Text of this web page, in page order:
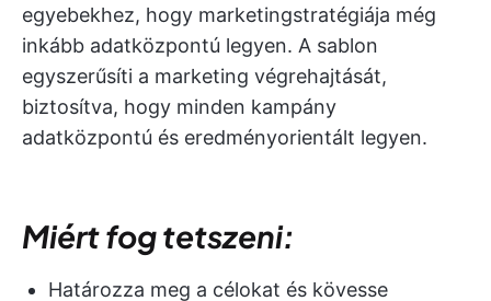
egyebekhez, hogy marketingstratégiája még
inkább adatközpontú legyen. A sablon
egyszerűsíti a marketing végrehajtását,
biztosítva, hogy minden kampány
adatközpontú és eredményorientált legyen.
Miért fog tetszeni:
Határozza meg a célokat és kövesse